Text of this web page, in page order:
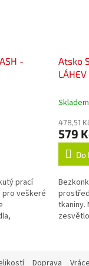
-
prací
veškeré
Atsko
LÁHEV
Skladem
478,51
579
Do
tkaniny.
Doprava